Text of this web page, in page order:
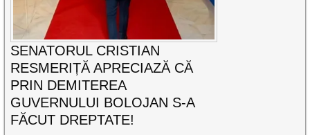
SENATORUL CRISTIAN
RESMERIȚĂ APRECIAZĂ CĂ
PRIN DEMITEREA
GUVERNULUI BOLOJAN S-A
FĂCUT DREPTATE!